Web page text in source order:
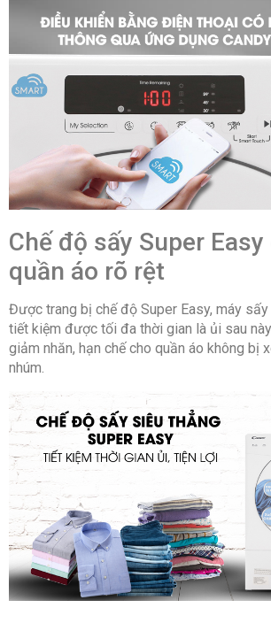
Chế độ sấy Super
quần áo rõ rệt
Được trang bị chế độ Super Easy, máy
tiết kiệm được tối đa thời gian là ủi sau
giảm nhăn, hạn chế cho quần áo không bị
nhúm.